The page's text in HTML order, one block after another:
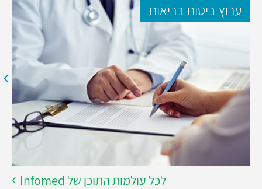
ערוץ ביטוח בריאות
לכל עולמות התוכן של Infomed